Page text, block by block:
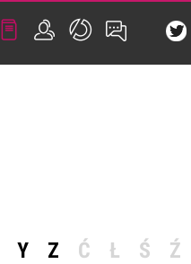
Y Z Ć Ł Ś Ź